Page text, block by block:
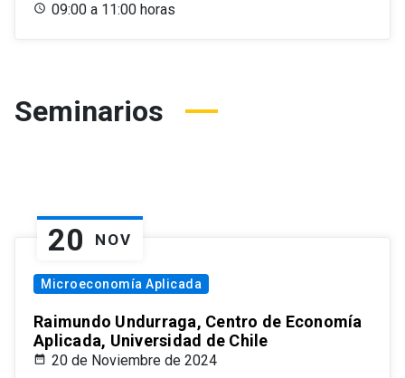
09:00 a 11:00 horas
Seminarios
20 NOV
Microeconomía Aplicada
Raimundo Undurraga, Centro de Economía
Aplicada, Universidad de Chile
20 de Noviembre de 2024